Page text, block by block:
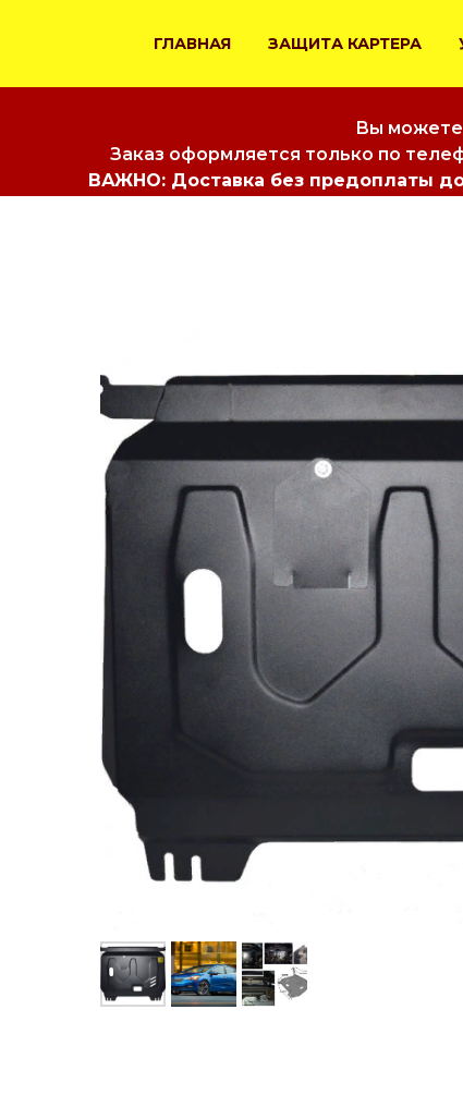
ГЛАВНАЯ ЗАЩИТА КАРТЕРА
Вы можете
Заказ оформляется только по
ВАЖНО: Доставка без предоплаты